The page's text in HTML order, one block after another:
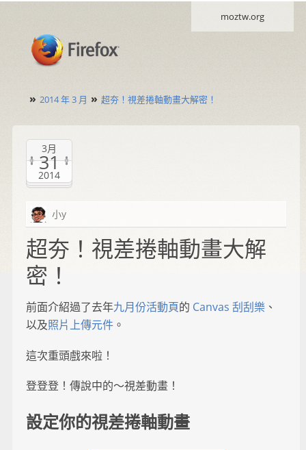
moztw.org
» 2014 年 3 月 » 超夯！視差捲軸動畫大解密！
3月
31
2014
小y
超夯！視差捲軸動畫大解
密！
前面介紹過了去年九月份活動頁的 Canvas 刮刮樂 、
以及照片上傳元件 。
這次重頭戲來啦！
登登登！傳說中的～視差動畫！
設定你的視差捲軸動畫